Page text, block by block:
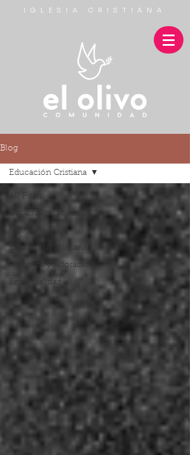
IGLESIA CRISTIANA
Blog
All Posts
Desarrollo Espiritual
Liderazgo
Educación Cristiana
Alabanza y Adoración
Espiritualidad
Educación Cristiana